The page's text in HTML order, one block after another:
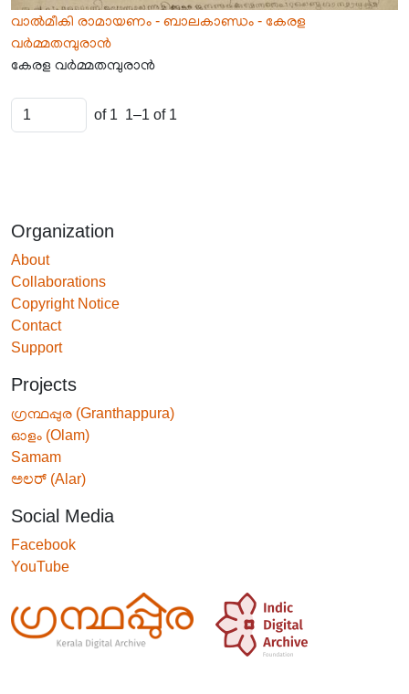
വാൽമീകി രാമായണം - ബാലകാണ്ഡം - കേരള
വർമ്മതമ്പുരാൻ
കേരള വർമ്മതമ്പുരാൻ
of 1 1–1 of 1
Organization
About
Collaborations
Copyright Notice
Contact
Support
Projects
ഗ്രന്ഥപ്പുര (Granthappura)
ഓളം (Olam)
Samam
ಅಲರ್ (Alar)
Social Media
Facebook
YouTube